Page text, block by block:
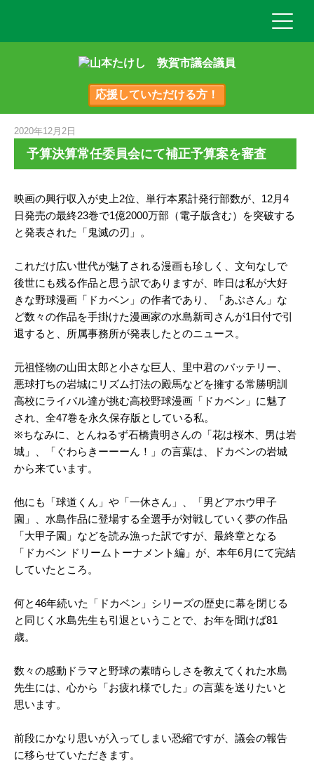
応援していただける方！
2020年12月2日
予算決算常任委員会にて補正予算案を審査
映画の興行収入が史上2位、単行本累計発行部数が、12月4
日発売の最終23巻で1億2000万部（電子版含む）を突破する
と発表された「鬼滅の刃」。
これだけ広い世代が魅了される漫画も珍しく、文句なしで
後世にも残る作品と思う訳でありますが、昨日は私が大好
きな野球漫画「ドカベン」の作者であり、「あぶさん」な
ど数々の作品を手掛けた漫画家の水島新司さんが1日付で引
退すると、所属事務所が発表したとのニュース。
元祖怪物の山田太郎と小さな巨人、里中君のバッテリー、
悪球打ちの岩城にリズム打法の殿馬などを擁する常勝明訓
高校にライバル達が挑む高校野球漫画「ドカベン」に魅了
され、全47巻を永久保存版としている私。
※ちなみに、とんねるず石橋貴明さんの「花は桜木、男は岩
城」、「ぐわらきーーーん！」の言葉は、ドカベンの岩城
から来ています。
他にも「球道くん」や「一休さん」、「男どアホウ甲子
園」、水島作品に登場する全選手が対戦していく夢の作品
「大甲子園」などを読み漁った訳ですが、最終章となる
「ドカベン ドリームトーナメント編」が、本年6月にて完結
していたところ。
何と46年続いた「ドカベン」シリーズの歴史に幕を閉じる
と同じく水島先生も引退ということで、お年を聞けば81
歳。
数々の感動ドラマと野球の素晴らしさを教えてくれた水島
先生には、心から「お疲れ様でした」の言葉を送りたいと
思います。
前段にかなり思いが入ってしまい恐縮ですが、議会の報告
に移らせていただきます。